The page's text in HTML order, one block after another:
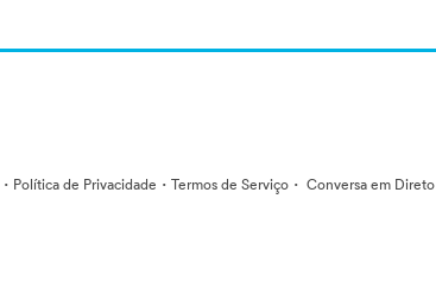
· Política de Privacidade · Termos de Serviço · Conversa em Direto